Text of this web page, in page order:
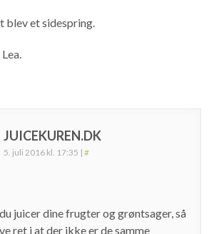
blev et sidespring.
JUICEKUREN.DK
5. juli 2016 kl. 17:35 | #
juicer dine frugter og grøntsager, så
ret i at der ikke er de samme